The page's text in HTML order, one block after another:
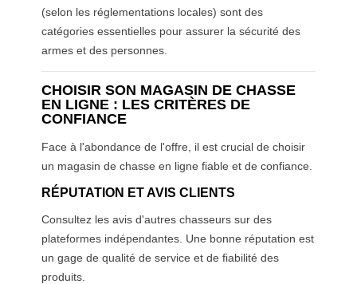
(selon les réglementations locales) sont des
catégories essentielles pour assurer la sécurité des
armes et des personnes.
CHOISIR SON MAGASIN DE CHASSE
EN LIGNE : LES CRITÈRES DE
CONFIANCE
Face à l'abondance de l'offre, il est crucial de choisir
un magasin de chasse en ligne fiable et de confiance.
RÉPUTATION ET AVIS CLIENTS
Consultez les avis d'autres chasseurs sur des
plateformes indépendantes. Une bonne réputation est
un gage de qualité de service et de fiabilité des
produits.